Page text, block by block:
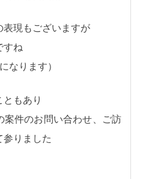
表現もございますが
すね
なります）
もあり
案件のお問い合わせ、ご訪
参りました